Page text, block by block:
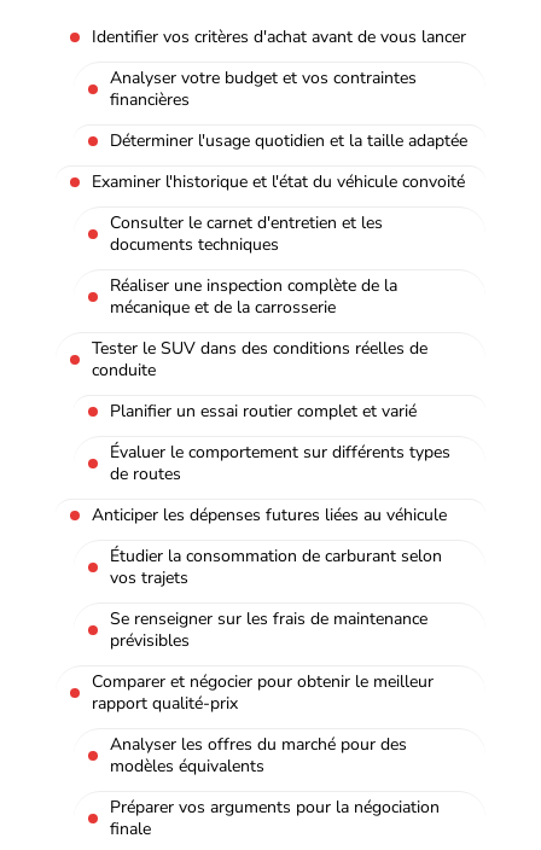
Identifier vos critères d'achat avant de vous lancer
Analyser votre budget et vos contraintes
financières
Déterminer l'usage quotidien et la taille adaptée
Examiner l'historique et l'état du véhicule convoité
Consulter le carnet d'entretien et les
documents techniques
Réaliser une inspection complète de la
mécanique et de la carrosserie
Tester le SUV dans des conditions réelles de
conduite
Planifier un essai routier complet et varié
Évaluer le comportement sur différents types
de routes
Anticiper les dépenses futures liées au véhicule
Étudier la consommation de carburant selon
vos trajets
Se renseigner sur les frais de maintenance
prévisibles
Comparer et négocier pour obtenir le meilleur
rapport qualité-prix
Analyser les offres du marché pour des
modèles équivalents
Préparer vos arguments pour la négociation
finale